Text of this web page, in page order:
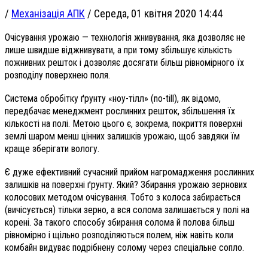
/ Механізація АПК / Середа, 01 квітня 2020 14:44
Очісування урожаю — технологія жнивування, яка дозволяє не
лише швидше віджнивувати, а при тому збільшує кількість
пожнивних решток і дозволяє досягати більш рівномірного їх
розподілу поверхнею поля.
Система обробітку ґрунту «ноу-тілл» (no-till), як відомо,
передбачає менеджмент рослинних решток, збільшення їх
кількості на полі. Метою цього є, зокрема, покриття поверхні
землі шаром менш цінних залишків урожаю, щоб завдяки їм
краще зберігати вологу.
Є дуже ефективний сучасний прийом нагромадження рослинних
залишків на поверхні ґрунту. Який? Збирання урожаю зернових
колосових методом очісування. Тобто з колоса забирається
(вичісується) тільки зерно, а вся солома залишає­ться у полі на
корені. За такого способу збирання солома й полова більш
рівномірно і щільно розподіляються полем, ніж навіть коли
комбайн видуває подрібнену солому через спеціальне сопло.